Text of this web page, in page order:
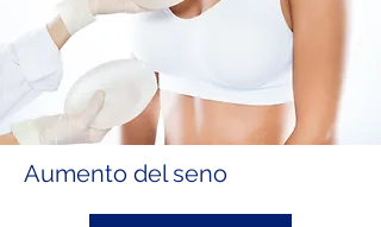
Aumento del seno